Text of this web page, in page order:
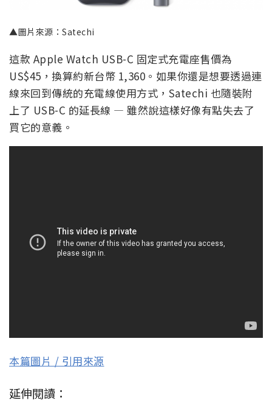
▲圖片來源：Satechi
這款 Apple Watch USB-C 固定式充電座售價為
US$45，換算約新台幣 1,360。如果你還是想要透過連
線來回到傳統的充電線使用方式，Satechi 也隨裝附
上了 USB-C 的延長線 — 雖然說這樣好像有點失去了
買它的意義。
本篇圖片 / 引用來源
延伸閱讀：